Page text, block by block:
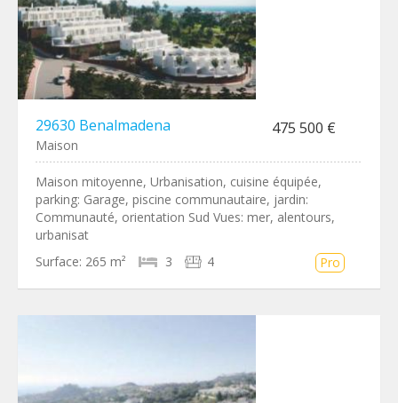
29630 Benalmadena 475 500 €
Maison
Maison mitoyenne, Urbanisation, cuisine équipée,
parking: Garage, piscine communautaire, jardin:
Communauté, orientation Sud Vues: mer, alentours,
urbanisat
Surface: 265 m² 3 4 Pro